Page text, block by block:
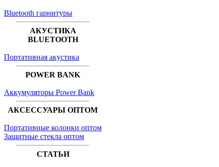
Bluetooth гарнитуры
АКУСТИКА
BLUETOOTH
Портативная акустика
POWER BANK
Аккумуляторы Power Bank
АКСЕССУАРЫ ОПТОМ
Портативные колонки оптом
Защитные стекла оптом
СТАТЬИ